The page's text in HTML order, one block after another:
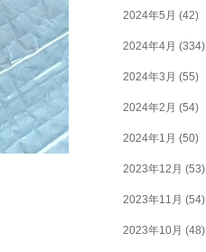
2024年5月 (42)
2024年4月 (334)
2024年3月 (55)
2024年2月 (54)
2024年1月 (50)
2023年12月 (53)
2023年11月 (54)
2023年10月 (48)